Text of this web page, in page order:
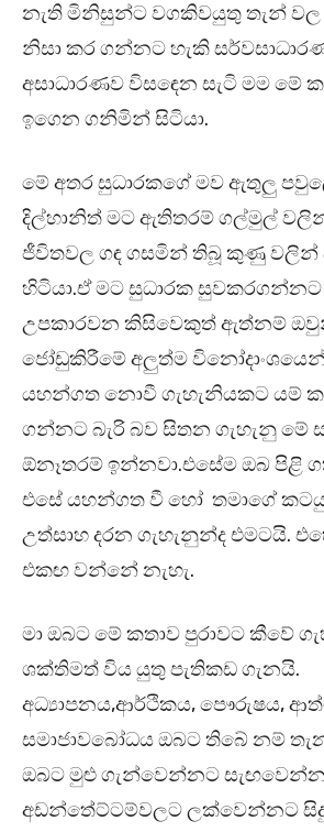
නැති මිනිසුන්ට වගකිවයුතු තැන් වල
නිසා කර ගන්නට හැකි
අසාධාරණව විසඳෙන සැටි මම මේ
ඉගෙන ගනිමින් සිටියා.
මේ අතර සුධාරකගේ මව ඇතුලු
දිල්හානිත් මට ඇතිතරම් ගල්මුල්
ජීවිතවල ගඳ ගසමින් තිබූ කුණු වලින්
හිටියා.ඒ මට සුධාරක
උපකාරවන කිසිවෙකුත් ඇත්නම්
ජෝඩුකිරීමේ අලුත්ම
යහන්ගත නොවී ගැහැනියකට යම්
ගන්නට බැරි බව සිතන ගැහැනු මේ
ඕනෑතරම් ඉන්නවා.එසේම ඔබ පිළි
එසේ යහන්ගත වී හෝ තමාගේ
උත්සාහ දරන ගැහැනුන්ද එමටයි.
එකඟ වන්නේ නැහැ.
මා ඔබට මේ කතාව පුරාවට කීවේ
ශක්තිමත් විය යුතු පැතිකඩ ගැනයි.
අධ්‍යාපනය,ආර්ථිකය, පෞරුෂය,
සමාජාවබෝධය ඔබට තිබේ නම්
ඔබට මුළු ගැන්වෙන්නට
අඩන්තේට්ටම්වලට ලක්වෙන්නට